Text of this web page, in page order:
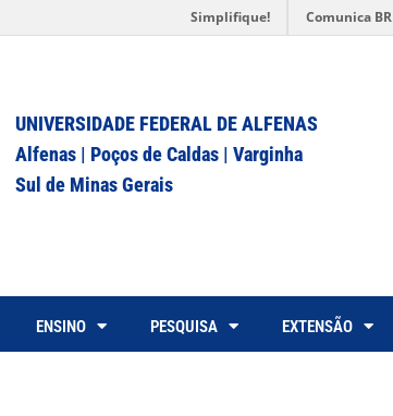
Simplifique! Comunica BR
UNIVERSIDADE FEDERAL DE ALFENAS
Alfenas | Poços de Caldas | Varginha
Sul de Minas Gerais
ENSINO PESQUISA EXTENSÃO